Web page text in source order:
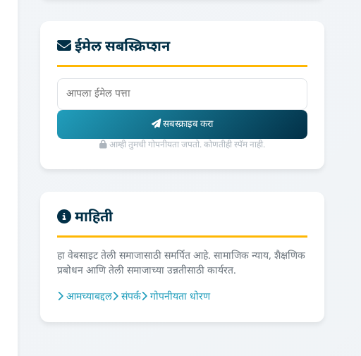
ईमेल सबस्क्रिप्शन
सबस्क्राइब करा
आम्ही तुमची गोपनीयता जपतो. कोणतीही स्पॅम नाही.
माहिती
हा वेबसाइट तेली समाजासाठी समर्पित आहे. सामाजिक न्याय, शैक्षणिक
प्रबोधन आणि तेली समाजाच्या उन्नतीसाठी कार्यरत.
आमच्याबद्दल
संपर्क गोपनीयता धोरण